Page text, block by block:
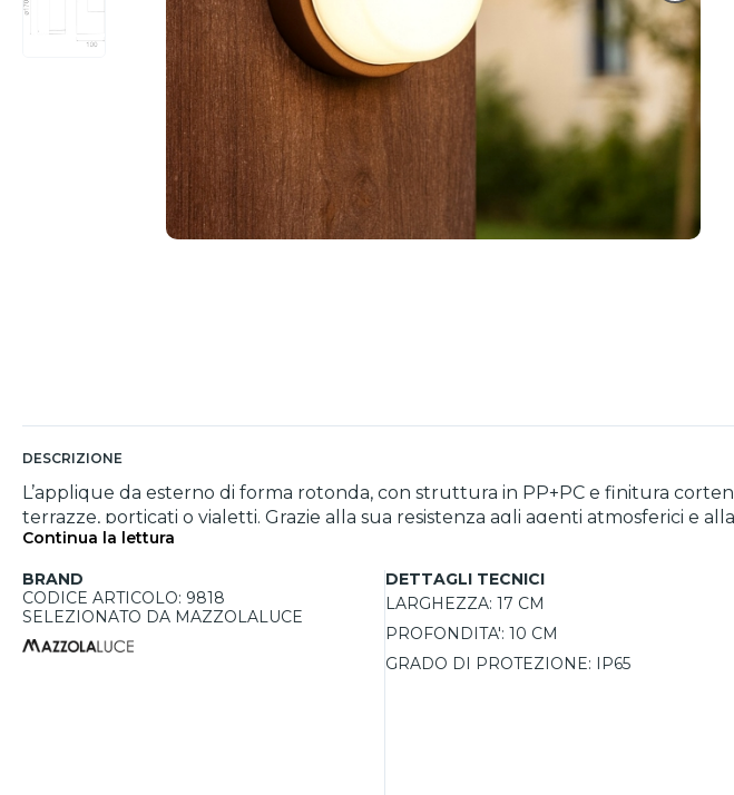
DESCRIZIONE
L’applique da esterno di forma rotonda, con struttura in PP+PC e finitura
terrazze, porticati o vialetti. Grazie alla sua resistenza agli agenti atmosferici e
difficili. Dotata di sorgente LED integrata da 15W, offre un’emissione luminosa di 1200 lumen, garantendo una luce uniforme e funzionale. La tecnologia CCT Switch
consente di scegliere tra tre temperature di colore (2700K, 3300K, 4000K),
IP65 garantisce la massima resistenza a polvere e spruzzi d’acqua,
di 5 anni, questa applique rappresenta una scelta efficiente e duratura. L’ottica
qualsiasi spazio esterno.
Continua la lettura
BRAND
CODICE ARTICOLO: 9818
SELEZIONATO DA MAZZOLALUCE
DETTAGLI TECNICI
LARGHEZZA: 17 CM
PROFONDITA': 10 CM
GRADO DI PROTEZIONE: IP65